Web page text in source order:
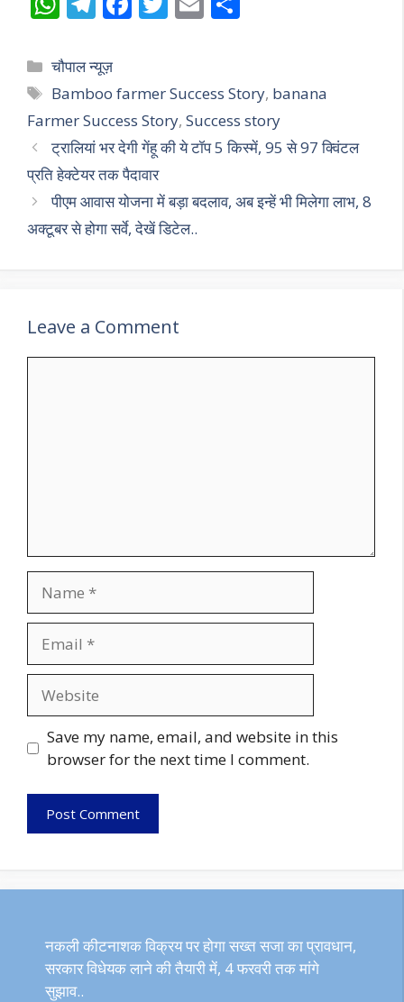
at
s
A
p
p
e
gr
a
m
b
o
o
k
er l e
Categories
चौपाल न्यूज़
Tags
Bamboo farmer Success Story, banana
Farmer Success Story, Success story
ट्रालियां भर देगी गेंहू की ये टॉप 5 किस्में, 95 से 97 क्विंटल
प्रति हेक्टेयर तक पैदावार
पीएम आवास योजना में बड़ा बदलाव, अब इन्हें भी मिलेगा लाभ, 8
अक्टूबर से होगा सर्वे, देखें डिटेल..
Leave a Comment
Save my name, email, and website in this
browser for the next time I comment.
नकली कीटनाशक विक्रय पर होगा सख्त सजा का प्रावधान,
सरकार विधेयक लाने की तैयारी में, 4 फरवरी तक मांगे
सुझाव..